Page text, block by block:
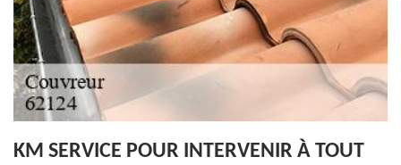
KM SERVICE POUR INTERVENIR À TOUT